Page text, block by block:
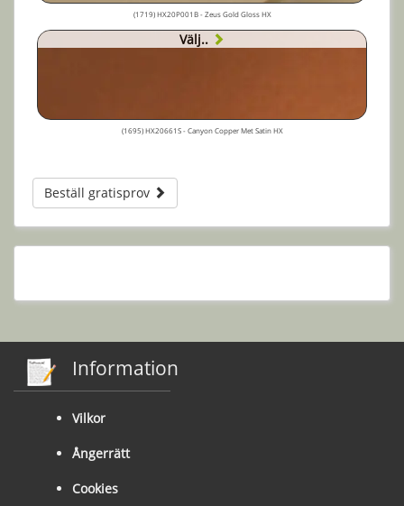
(1719) HX20P001B - Zeus Gold Gloss HX
Välj..
(1695) HX20661S - Canyon Copper Met Satin HX
Beställ gratisprov
Information
Vilkor
Ångerrätt
Cookies